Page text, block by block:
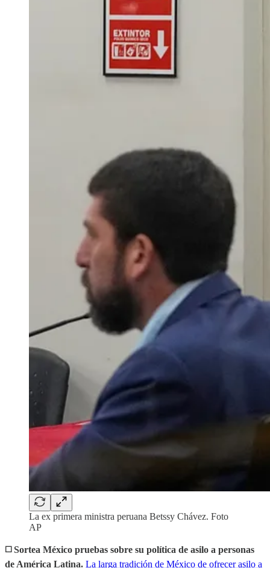
La ex primera ministra peruana Betssy Chávez. Foto
AP
◻️ Sortea México pruebas sobre su política de asilo a personas
de América Latina. La larga tradición de México de ofrecer asilo a